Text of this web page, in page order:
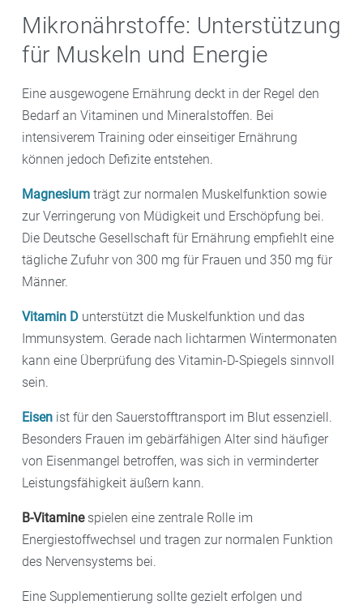
Mikronährstoffe: Unterstützung
für Muskeln und Energie
Eine ausgewogene Ernährung deckt in der Regel den
Bedarf an Vitaminen und Mineralstoffen. Bei
intensiverem Training oder einseitiger Ernährung
können jedoch Defizite entstehen.
Magnesium trägt zur normalen Muskelfunktion sowie
zur Verringerung von Müdigkeit und Erschöpfung bei.
Die Deutsche Gesellschaft für Ernährung empfiehlt eine
tägliche Zufuhr von 300 mg für Frauen und 350 mg für
Männer.
Vitamin D unterstützt die Muskelfunktion und das
Immunsystem. Gerade nach lichtarmen Wintermonaten
kann eine Überprüfung des Vitamin-D-Spiegels sinnvoll
sein.
Eisen ist für den Sauerstofftransport im Blut essenziell.
Besonders Frauen im gebärfähigen Alter sind häufiger
von Eisenmangel betroffen, was sich in verminderter
Leistungsfähigkeit äußern kann.
B-Vitaminespielen eine zentrale Rolle im
Energiestoffwechsel und tragen zur normalen Funktion
des Nervensystems bei.
Eine Supplementierung sollte gezielt erfolgen und